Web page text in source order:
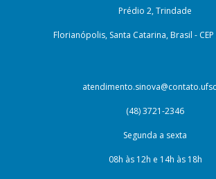
Prédio 2, Trindade
Florianópolis, Santa Catarina, Brasil -
(48) 3721-2346
Segunda a sexta
08h às 12h e 14h às 18h